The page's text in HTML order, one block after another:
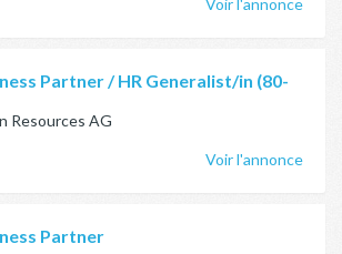
Voir l'annonce
Partner / HR Generalist/in (80-
Resources AG
Voir l'annonce
Partner